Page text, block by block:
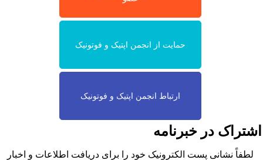
حمایت از انجمن اپتیک و فوتونیک
ارتباط انجمن اپتیک و فوتونیک
در خبرنامه
لطفاً نشانی پست الکترونیک خود را برای دریافت اطلاعات و اخبار